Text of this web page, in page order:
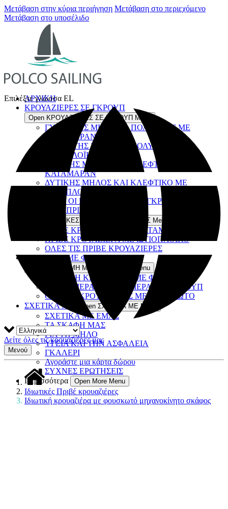
Μετάβαση στην κύρια περιήγηση Μετάβαση στο περιεχόμενο
Μετάβαση στο υποσέλιδο
AΡXIKH
ΚΡΟΥΑΖΙΕΡΕΣ ΣΕ ΓΚΡΟΥΠ
Open ΚΡΟΥΑΖΙΕΡΕΣ ΣΕ ΓΚΡΟΥΠ Menu
ΓΥΡΟΣ ΤΗΣ ΜΗΛΟΥ & ΠΟΛΥΑΙΓΟΣ ΜΕ
ΚΑΤΑΜΑΡΑΝ
ΓΥΡΟΣ ΤΗΣ ΜΗΛΟΥ & ΠΟΛΥΑΙΓΟΣ ΜΕ
ΙΣΤΙΟΠΛΟΪΚΟ
ΔΥΤΙΚΗΣ ΜΗΛΟΣ ΚΑΙ ΚΛΕΦΤΙΚΟ ΜΕ
ΚΑΤΑΜΑΡΑΝ
ΔΥΤΙΚΗΣ ΜΗΛΟΣ ΚΑΙ ΚΛΕΦΤΙΚΟ ΜΕ
ΙΣΤΙΟΠΛΟΪΚΟ
ΟΛΕΣ ΟΙ ΚΡΟΥΑΖΙΕΡΕΣ ΣΕ ΓΚΡΟΥΠ
ΙΔΙΩΤΙΚΕΣ ΠΡΙΒΕ ΚΡΟΥΑΖΙΕΡΕΣ
Open ΙΔΙΩΤΙΚΕΣ ΠΡΙΒΕ ΚΡΟΥΑΖΙΕΡΕΣ Menu
ΠΡΙΒΕ ΚΡΟΥΑΖΙΕΡΑ ΜΕ ΚΑΤΑΜΑΡΑΝ
ΠΡΙΒΕ ΚΡΟΥΑΖΙΕΡΑ ΜΕ ΙΣΤΙΟΠΛΟΪΚΟ
ΟΛΕΣ ΤΙΣ ΠΡΙΒΕ ΚΡΟΥΑΖΙΕΡΕΣ
ΕΚΔΡΟΜΗ ΜΕ ΦΟΥΣΚΩΤΟ
Open ΕΚΔΡΟΜΗ ΜΕ ΦΟΥΣΚΩΤΟ Menu
ΙΔΙΩΤΙΚΗ ΚΡΟΥΑΖΙΕΡΑ ΜΕ ΦΟΥΣΚΩΤΟ
ΚΡΟΥΑΖΙΕΡΑ ΜΙΣΗΣ ΗΜΕΡΑΣ ΣΕ ΓΚΡΟΥΠ
ΟΛΕΣ ΟΙ ΚΡΟΥΑΖΙΕΡΕΣ ΜΕ ΦΟΥΣΚΩΤΟ
ΣΧΕΤΙΚΑ ΜΕ
Open ΣΧΕΤΙΚΑ ΜΕ Menu
ΣΧΕΤΙΚΑ ΜΕ ΕΜΑΣ
ΤΑ ΣΚΑΦΗ ΜΑΣ
ΓΙΑ ΤΗ ΜΗΛΟ
ΥΓΕΙΑ ΚΑΙ ΤΗΝ ΑΣΦΑΛΕΙΑ
ΓΚΑΛΕΡΙ
Αγοράστε μια κάρτα δώρου
ΣΥΧΝΕΣ ΕΡΩΤΗΣΕΙΣ
Περισσότερα
Open More Menu
Επιλέξτε γλώσσα EL
Δείτε όλες τις κρουαζιέρες μας
Μενού
Ιδιωτικές Πριβέ κρουαζιέρες
Ιδιωτική κρουαζιέρα με φουσκωτό μηχανοκίνητο σκάφος